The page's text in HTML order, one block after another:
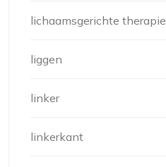
lichaamsgerichte therapie
liggen
linker
linkerkant